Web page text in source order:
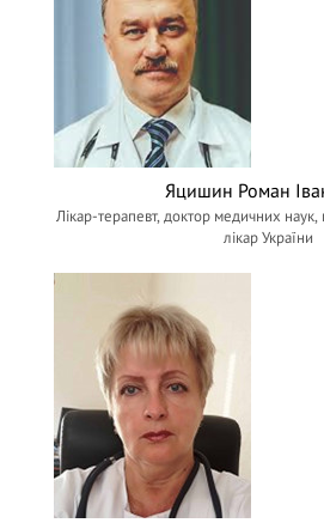
Яцишин Роман
Лікар-терапевт, доктор медичних
лікар України